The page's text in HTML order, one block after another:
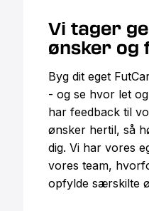
Vi tager
ønsker og
Byg dit eget
- og se hvor let
har feedback til
ønsker hertil, så
dig. Vi har vores
vores team,
opfylde særskilte